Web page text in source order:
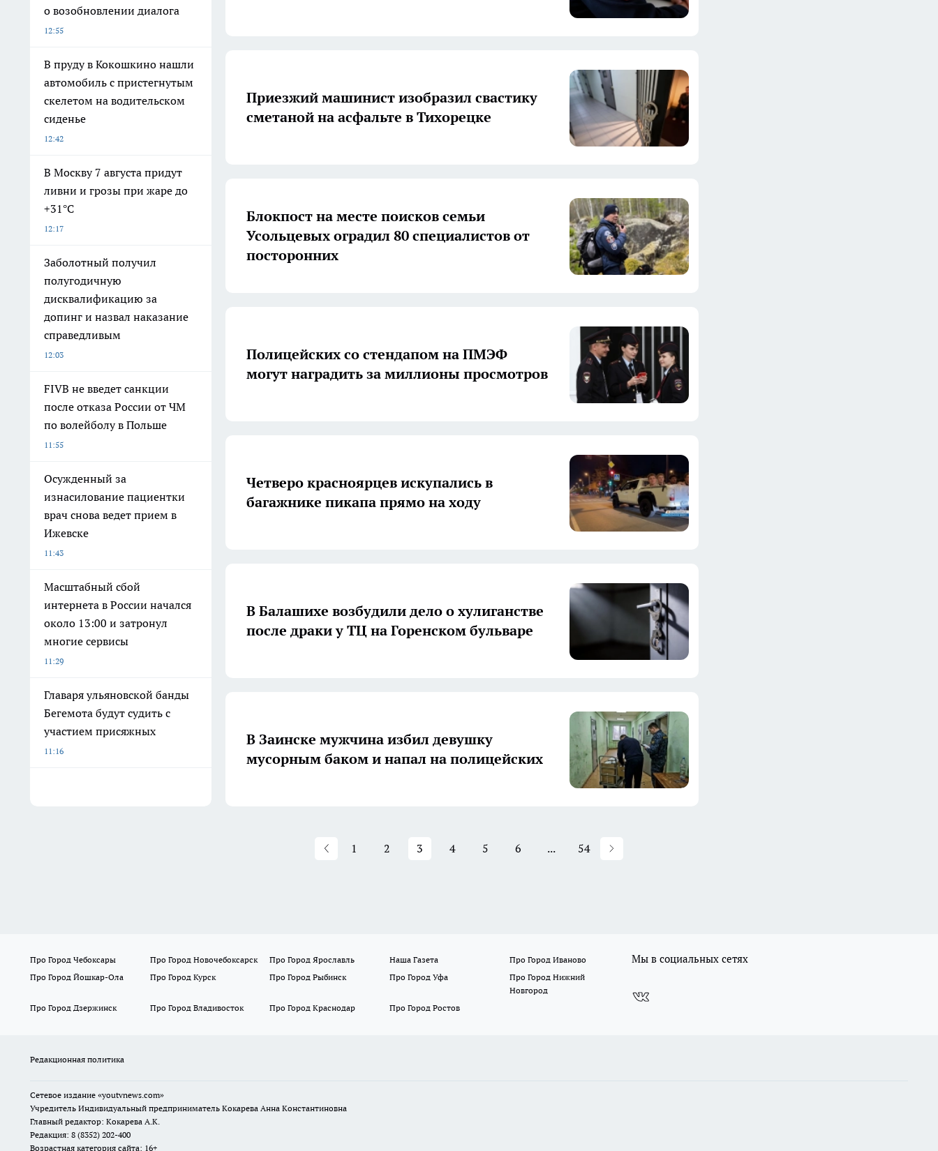
о возобновлении диалога
12:55
В пруду в Кокошкино нашли
автомобиль с пристегнутым
скелетом на водительском
сиденье
12:42
В Москву 7 августа придут
ливни и грозы при жаре до
+31°C
12:17
Заболотный получил
полугодичную
дисквалификацию за
допинг и назвал наказание
справедливым
12:03
FIVB не введет санкции
после отказа России от ЧМ
по волейболу в Польше
11:55
Осужденный за
изнасилование пациентки
врач снова ведет прием в
Ижевске
11:43
Масштабный сбой
интернета в России начался
около 13:00 и затронул
многие сервисы
11:29
Главаря ульяновской банды
Бегемота будут судить с
участием присяжных
11:16
Приезжий машинист изобразил свастику
сметаной на асфальте в Тихорецке
Блокпост на месте поисков семьи
Усольцевых оградил 80 специалистов от
посторонних
Полицейских со стендапом на ПМЭФ
могут наградить за миллионы просмотров
Четверо красноярцев искупались в
багажнике пикапа прямо на ходу
В Балашихе возбудили дело о хулиганстве
после драки у ТЦ на Горенском бульваре
В Заинске мужчина избил девушку
мусорным баком и напал на полицейских
1 2 3 4 5 6 ... 54
Про Город Чебоксары Про Город Новочебоксарск Про Город Ярославль Наша Газета
Про Город Иваново
Про Город Йошкар-Ола
Про Город Курск Про Город Рыбинск Про Город Уфа
Про Город Нижний
Новгород
Про Город Дзержинск
Про Город Владивосток Про Город Краснодар Про Город Ростов
Мы в социальных сетях
Редакционная политика
Сетевое издание «youtvnews.com»
Учредитель Индивидуальный предприниматель Кокарева Анна Константиновна
Главный редактор: Кокарева А.К.
Редакция: 8 (8352) 202-400
Возрастная категория сайта: 16+